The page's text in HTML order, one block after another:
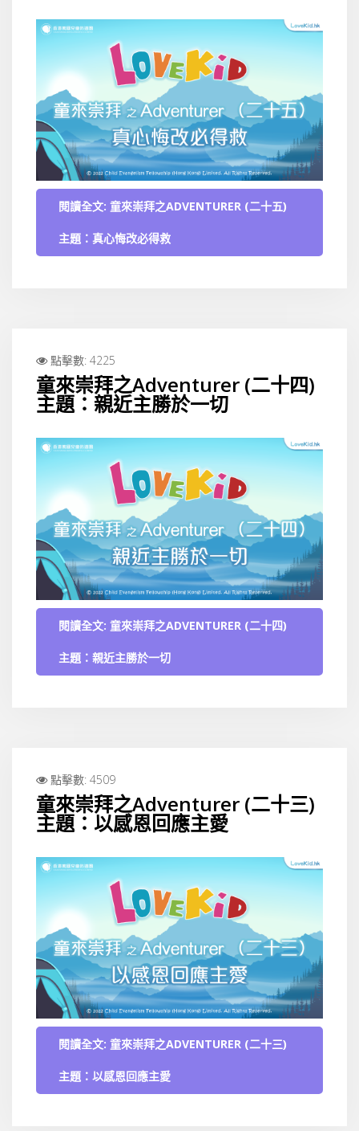
閱讀全文: 童來崇拜之ADVENTURER (二十五)
主題：真心悔改必得救
點擊數: 4225
童來崇拜之Adventurer (二十四)
主題：親近主勝於一切
閱讀全文: 童來崇拜之ADVENTURER (二十四)
主題：親近主勝於一切
點擊數: 4509
童來崇拜之Adventurer (二十三)
主題：以感恩回應主愛
閱讀全文: 童來崇拜之ADVENTURER (二十三)
主題：以感恩回應主愛